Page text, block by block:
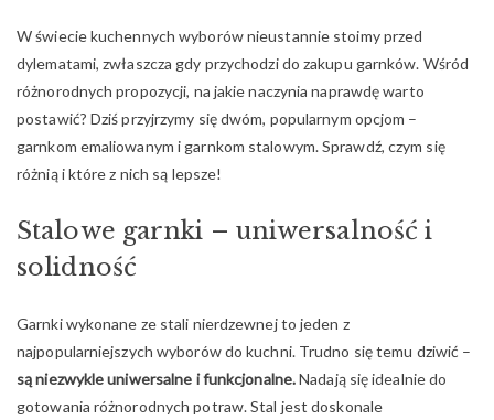
W świecie kuchennych wyborów nieustannie stoimy przed
dylematami, zwłaszcza gdy przychodzi do zakupu garnków. Wśród
różnorodnych propozycji, na jakie naczynia naprawdę warto
postawić? Dziś przyjrzymy się dwóm, popularnym opcjom –
garnkom emaliowanym i garnkom stalowym. Sprawdź, czym się
różnią i które z nich są lepsze!
Stalowe garnki – uniwersalność i
solidność
Garnki wykonane ze stali nierdzewnej to jeden z
najpopularniejszych wyborów do kuchni. Trudno się temu dziwić –
są niezwykle uniwersalne i funkcjonalne.Nadają się idealnie do
gotowania różnorodnych potraw. Stal jest doskonale